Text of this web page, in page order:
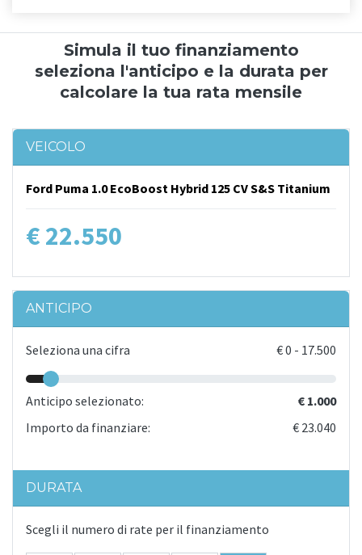
Simula il tuo finanziamento
seleziona l'anticipo e la durata per
calcolare la tua rata mensile
VEICOLO
Ford Puma 1.0 EcoBoost Hybrid 125 CV S&S Titanium
€ 22.550
ANTICIPO
Seleziona una cifra €0 - 17.500
Anticipo selezionato:
€ 1.000
Importo da finanziare:
€ 23.040
DURATA
Scegli il numero di rate per il finanziamento